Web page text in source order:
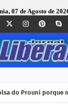
07 de Agosto de
do Prouni porque